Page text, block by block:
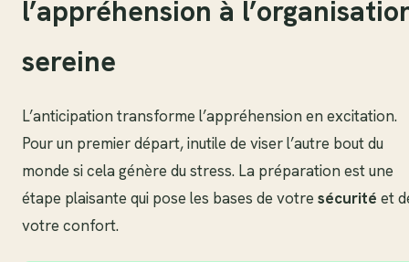
l’appréhension à
sereine
L’anticipation transforme l’appréhension en excitation.
Pour un premier départ, inutile de viser l’autre bout du
monde si cela génère du stress. La préparation est une
étape plaisante qui pose les bases de votre sécurité et
votre confort.